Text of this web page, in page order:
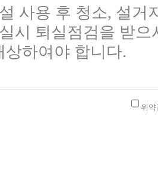
사용 후 청소, 설거
시 퇴실점검을 받
상하여야 합니다.
위